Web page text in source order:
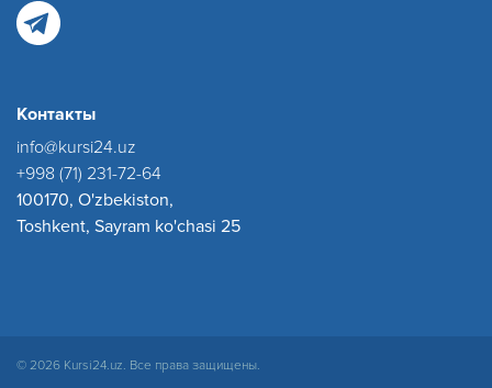
Контакты
info@kursi24.uz
+998 (71) 231-72-64
100170, O'zbekiston,
Toshkent, Sayram ko'chasi 25
© 2026 Kursi24.uz. Все права защищены.